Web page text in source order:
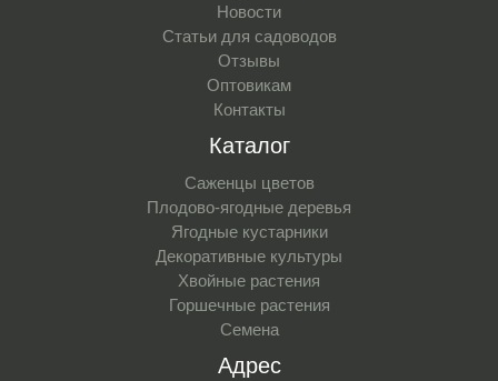
Новости
Статьи для садоводов
Отзывы
Оптовикам
Контакты
Каталог
Саженцы цветов
Плодово-ягодные деревья
Ягодные кустарники
Декоративные культуры
Хвойные растения
Горшечные растения
Семена
Адрес